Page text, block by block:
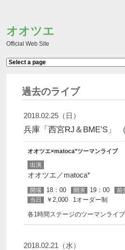
オオツエ
Official Web Site
ヘッダーメニュー
過去のライブ
2018.02.25（日）
兵庫「西宮RJ＆BME’S」 （
オオツエ×matoca*ツーマンライブ
出演
オオツエ／matoca*
開場 18：00 開演 19：00 前
当日 ￥2,000
1オーダー制
各1時間ステージのツーマンライブ
2018.02.21（水）